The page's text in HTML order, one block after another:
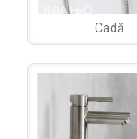
Cadă